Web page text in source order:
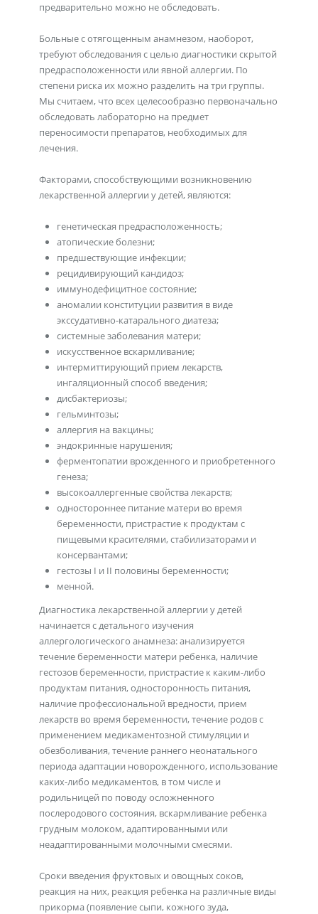
предварительно можно не обследовать.
Больные с отягощенным анамнезом, наоборот,
требуют обследования с целью диагностики скрытой
предрасположенности или явной аллергии. По
степени риска их можно разделить на три группы.
Мы считаем, что всех целесообразно первоначально
обследовать лабораторно на предмет
переносимости препаратов, необходимых для
лечения.
Факторами, способствующими возникновению
лекарственной аллергии у детей, являются:
генетическая предрасположенность;
атопические болезни;
предшествующие инфекции;
рецидивирующий кандидоз;
иммунодефицитное состояние;
аномалии конституции развития в виде
экссудативно-катарального диатеза;
системные заболевания матери;
искусственное вскармливание;
интермиттирующий прием лекарств,
ингаляционный способ введения;
дисбактериозы;
гельминтозы;
аллергия на вакцины;
эндокринные нарушения;
ферментопатии врожденного и приобретенного
генеза;
высокоаллергенные свойства лекарств;
одностороннее питание матери во время
беременности, пристрастие к продуктам с
пищевыми красителями, стабилизаторами и
консервантами;
гестозы I и II половины беременности;
менной.
Диагностика лекарственной аллергии у детей
начинается с детального изучения
аллергологического анамнеза: анализируется
течение беременности матери ребенка, наличие
гестозов беременности, пристрастие к каким-либо
продуктам питания, односторонность питания,
наличие профессиональной вредности, прием
лекарств во время беременности, течение родов с
применением медикаментозной стимуляции и
обезболивания, течение раннего неонатального
периода адаптации новорожденного, использование
каких-либо медикаментов, в том числе и
родильницей по поводу осложненного
послеродового состояния, вскармливание ребенка
грудным молоком, адаптированными или
неадаптированными молочными смесями.
Сроки введения фруктовых и овощных соков,
реакция на них, реакция ребенка на различные виды
прикорма (появление сыпи, кожного зуда,